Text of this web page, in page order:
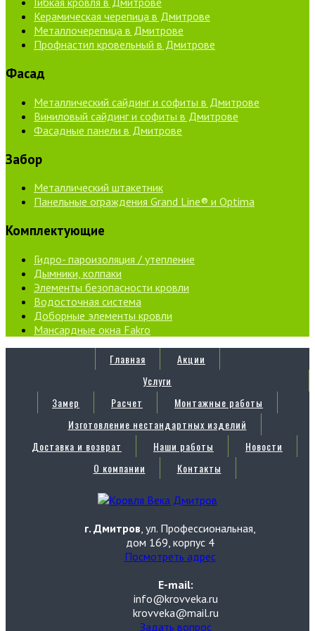
Керамическая черепица в Дмитрове
Металлочерепица в Дмитрове
Профнастил кровельный в Дмитрове
Фасад
Металлический сайдинг и софиты в Дмитрове
Виниловый сайдинг и софиты в Дмитрове
Фасадные панели в Дмитрове
Забор
Металлический штакетник
Панельные ограждения Grand Line® и Optima
Комплектующие
Гидро- пароизоляция / утепление
Дымники, колпаки
Элементы безопасности кровли
Водосточная система
Доборные элементы кровли
Мансардные окна Fakro
Главная
Акции
Услуги
Замер
Расчет
Монтажные работы
Изготовление нестандартных изделий
Доставка и возврат
Наши работы
Новости
О компании
Контакты
г. Дмитров , ул. Профессиональная,
дом 169, корпус 4
Посмотреть адрес
E-mail:
info@krovveka.ru
krovveka@mail.ru
Задать вопрос